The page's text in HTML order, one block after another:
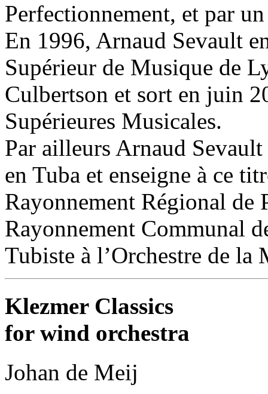
Perfectionnement, et par
En 1996, Arnaud Sevault
Supérieur de Musique de
Culbertson et sort en juin
Supérieures Musicales.
Par ailleurs Arnaud
en Tuba et enseigne à ce
Rayonnement Régional de
Rayonnement Communal
Tubiste à l’Orchestre de la
Klezmer Classics
for wind orchestra
Johan de Meij